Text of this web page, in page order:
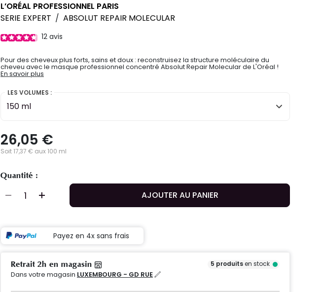
L’ORÉAL PROFESSIONNEL PARIS
SERIE EXPERT / ABSOLUT REPAIR MOLECULAR
12 avis
Pour des cheveux plus forts, sains et doux : reconstruisez la structure moléculaire du
cheveu avec le masque professionnel concentré Absolut Repair Molecular de L'Oréal !
En savoir plus
LES VOLUMES :
150 ml
26,05 €
Soit 17,37 € aux 100 ml
Quantité :
AJOUTER AU PANIER
Payez en 4x sans frais
Retrait 2h en magasin 5 produitsen stock
Dans votre magasin LUXEMBOURG - GD RUE